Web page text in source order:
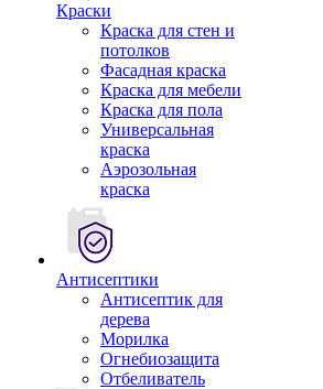
Краски
Краска для стен и
потолков
Фасадная краска
Краска для мебели
Краска для пола
Универсальная
краска
Аэрозольная
краска
Антисептики
Антисептик для
дерева
Морилка
Огнебиозащита
Отбеливатель